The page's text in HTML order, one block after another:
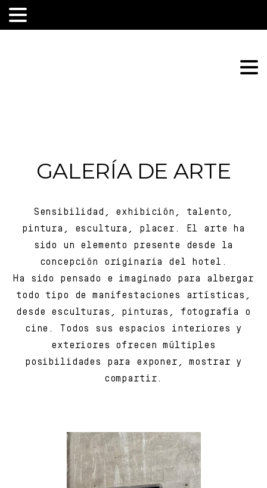
GALERÍA DE ARTE
Sensibilidad, exhibición, talento,
pintura, escultura, placer. El arte ha
sido un elemento presente desde la
concepción originaria del hotel.
Ha sido pensado e imaginado para albergar
todo tipo de manifestaciones artísticas,
desde esculturas, pinturas, fotografía o
cine. Todos sus espacios interiores y
exteriores ofrecen múltiples
posibilidades para exponer, mostrar y
compartir.